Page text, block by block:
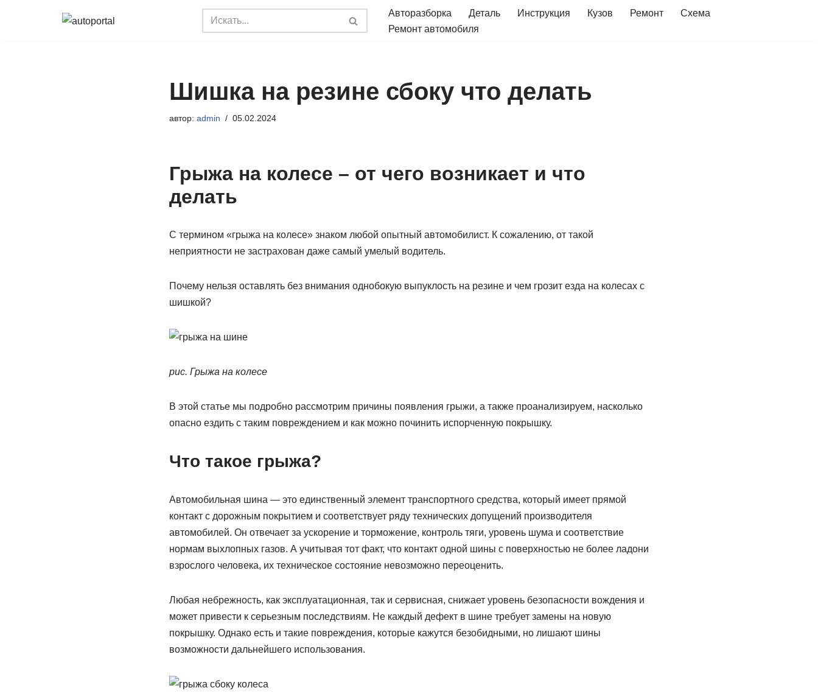
Авторазборка Деталь Инструкция Кузов Ремонт
Схема
Ремонт автомобиля
Шишка на резине сбоку что делать
автор: admin 05.02.2024
Грыжа на колесе – от чего возникает и что
делать
С термином «грыжа на колесе» знаком любой опытный автомобилист. К сожалению, от такой
неприятности не застрахован даже самый умелый водитель.
Почему нельзя оставлять без внимания однобокую выпуклость на резине и чем грозит езда на колесах с
шишкой?
рис. Грыжа на колесе
В этой статье мы подробно рассмотрим причины появления грыжи, а также проанализируем, насколько
опасно ездить с таким повреждением и как можно починить испорченную покрышку.
Что такое грыжа?
Автомобильная шина — это единственный элемент транспортного средства, который имеет прямой
контакт с дорожным покрытием и соответствует ряду технических допущений производителя
автомобилей. Он отвечает за ускорение и торможение, контроль тяги, уровень шума и соответствие
нормам выхлопных газов. А учитывая тот факт, что контакт одной шины с поверхностью не более ладони
взрослого человека, их техническое состояние невозможно переоценить.
Любая небрежность, как эксплуатационная, так и сервисная, снижает уровень безопасности вождения и
может привести к серьезным последствиям. Не каждый дефект в шине требует замены на новую
покрышку. Однако есть и такие повреждения, которые кажутся безобидными, но лишают шины
возможности дальнейшего использования.